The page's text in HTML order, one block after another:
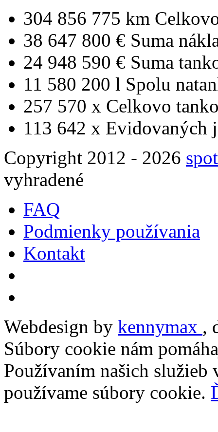
304 856 775 km
38 647 800 € Suma
24 948 590 € Suma
11 580 200 l Spolu
257 570 x Celkovo
113 642 x Evidovaných
Copyright 2012 - 2026
vyhradené
FAQ
Podmienky používania
Kontakt
Webdesign by kennymax ,
Súbory cookie nám
Používaním našich služieb
používame súbory cookie.